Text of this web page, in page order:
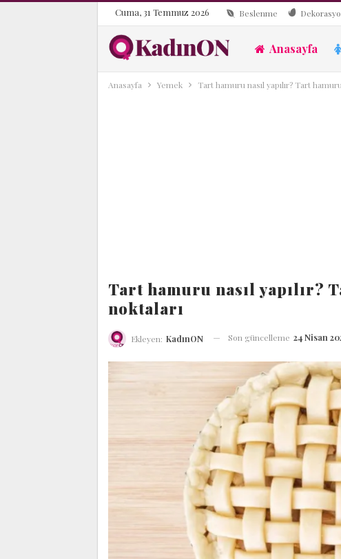
Cuma, 31 Temmuz 2026 Beslenme
Anasayfa
Anasayfa Yemek Tart hamuru nasıl yapılır? Tart
Tart hamuru nasıl yapılır?
noktaları
Ekleyen: KadınON Son güncelleme 24 Nisan